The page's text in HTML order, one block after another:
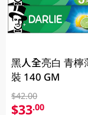
黑人全亮白 青檸
裝 140 GM
$42.00
$33.00